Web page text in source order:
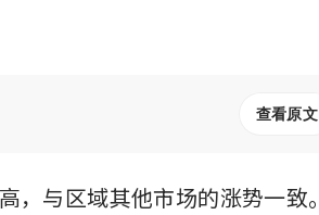
查看原文
，与区域其他市场的涨势一致。